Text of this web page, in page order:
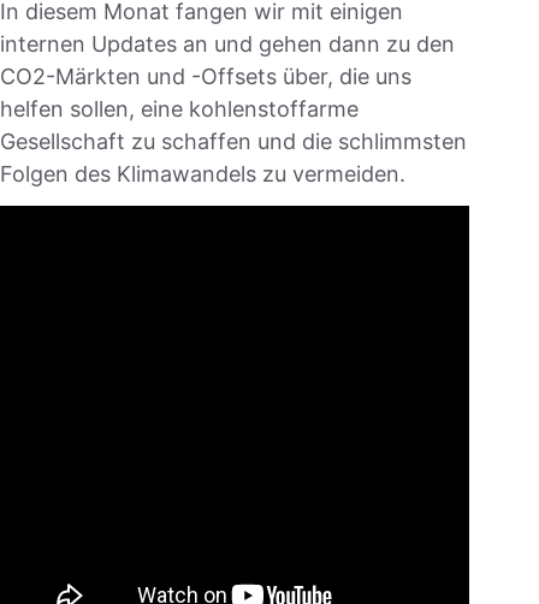
In diesem Monat fangen wir mit einigen
internen Updates an und gehen dann zu den
CO2-Märkten und -Offsets über, die uns
helfen sollen, eine kohlenstoffarme
Gesellschaft zu schaffen und die schlimmsten
Folgen des Klimawandels zu vermeiden.